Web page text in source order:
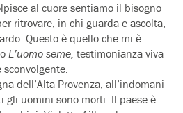
al cuore sentiamo il bisogno
ritrovare, in chi guarda e ascolta,
Questo è quello che mi è
L’uomo seme,testimonianza viva
sconvolgente.
dell’Alta Provenza, all’indomani
gli uomini sono morti. Il paese è